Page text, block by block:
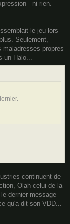
- ni rien.
le jeu lors
Seulement,
maladresses propres
Halo...
continuent de
Olah celui de la
dernier message
qu'a dit son VDD...